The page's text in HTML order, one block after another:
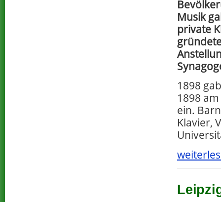
Musik
private
1898
1898 am
ein.
Klavier,